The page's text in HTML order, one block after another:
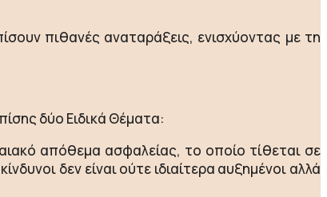
πιθανές αναταράξεις, ενισχύοντας με τη
δύο Ειδικά Θέματα:
απόθεμα ασφαλείας, το οποίο τίθεται σε
δεν είναι ούτε ιδιαίτερα αυξημένοι αλλά